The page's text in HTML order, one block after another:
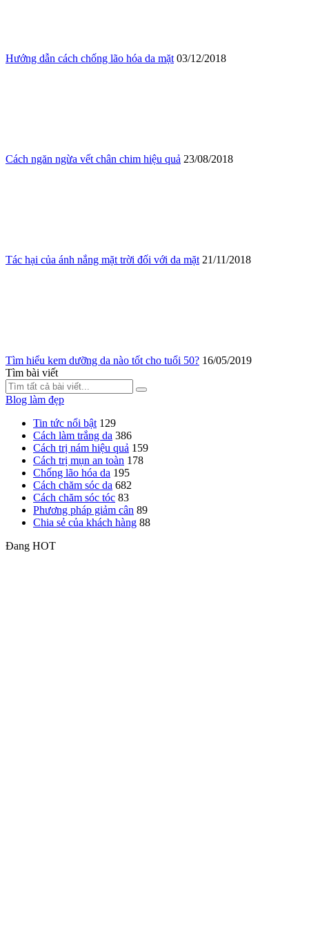
Hướng dẫn cách chống lão hóa da mặt 03/12/2018
Cách ngăn ngừa vết chân chim hiệu quả 23/08/2018
Tác hại của ánh nắng mặt trời đối với da mặt 21/11/2018
Tìm hiểu kem dưỡng da nào tốt cho tuổi 50? 16/05/2019
Tìm bài viết
Blog làm đẹp
Tin tức nổi bật 129
Cách làm trắng da 386
Cách trị nám hiệu quả 159
Cách trị mụn an toàn 178
Chống lão hóa da 195
Cách chăm sóc da 682
Cách chăm sóc tóc 83
Phương pháp giảm cân 89
Chia sẻ của khách hàng 88
Đang HOT